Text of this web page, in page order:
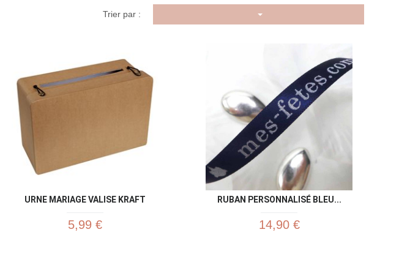
Trier par :
Aperçu rapide
URNE MARIAGE VALISE KRAFT
5,99 €
Aperçu rapide
RUBAN PERSONNALISÉ BLEU...
14,90 €